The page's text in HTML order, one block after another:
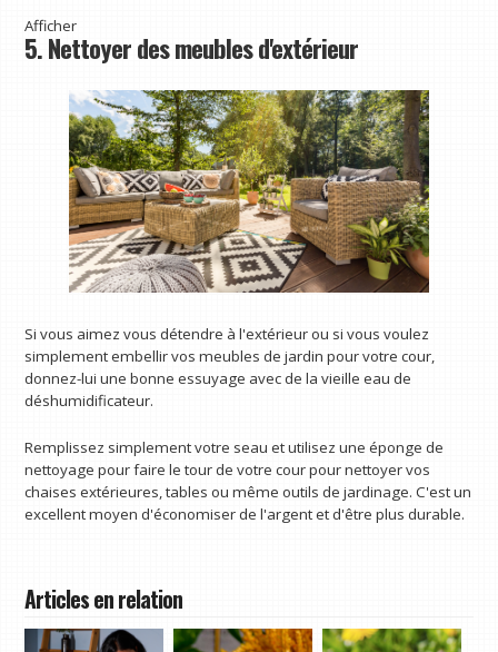
Afficher
5. Nettoyer des meubles d'extérieur
Si vous aimez vous détendre à l'extérieur ou si vous voulez
simplement embellir vos meubles de jardin pour votre cour,
donnez-lui une bonne essuyage avec de la vieille eau de
déshumidificateur.
Remplissez simplement votre seau et utilisez une éponge de
nettoyage pour faire le tour de votre cour pour nettoyer vos
chaises extérieures, tables ou même outils de jardinage. C'est un
excellent moyen d'économiser de l'argent et d'être plus durable.
Articles en relation